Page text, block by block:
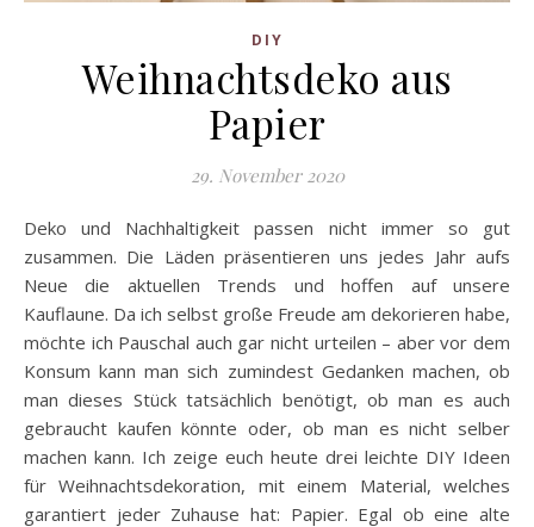
DIY
Weihnachtsdeko aus
Papier
29. November 2020
Deko und Nachhaltigkeit passen nicht immer so gut
zusammen. Die Läden präsentieren uns jedes Jahr aufs
Neue die aktuellen Trends und hoffen auf unsere
Kauflaune. Da ich selbst große Freude am dekorieren habe,
möchte ich Pauschal auch gar nicht urteilen – aber vor dem
Konsum kann man sich zumindest Gedanken machen, ob
man dieses Stück tatsächlich benötigt, ob man es auch
gebraucht kaufen könnte oder, ob man es nicht selber
machen kann. Ich zeige euch heute drei leichte DIY Ideen
für Weihnachtsdekoration, mit einem Material, welches
garantiert jeder Zuhause hat: Papier. Egal ob eine alte